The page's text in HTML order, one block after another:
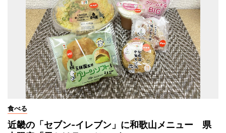
食べる
近畿の「セブン-イレブン」に和歌山メニュー 県